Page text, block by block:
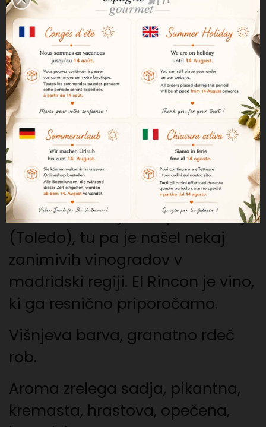
Sorta grozdja 95 % Syrah in 5 %
Grenache
75 Cl - 14,5 % vol.
Cevin je plod dela Marquesa de
Griñona, enega najbolj priznanih
vinogradnikov, ki je največ
prispeval k španskemu
vinogradništvu. Tradicionalno je
delal na terroirjih Malpicade Tajo
(Toledo), tu pa je našel nekaj
zanimivih vinogradov v
madridski regiji. El Rincon je vino,
ki ga resnično priporočamo.
Višnjeva barva, granatno rdeč
rob.
Aroma zrelega sadja, pikantna,
kremasta, hrastova, opečena,